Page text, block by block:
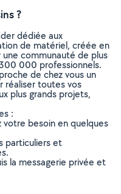
?
dédiée aux
de matériel, créée en
communauté de plus
000 professionnels.
de chez vous un
réaliser toutes vos
plus grands projets,
:
votre besoin en quelques
particuliers et
la messagerie privée et